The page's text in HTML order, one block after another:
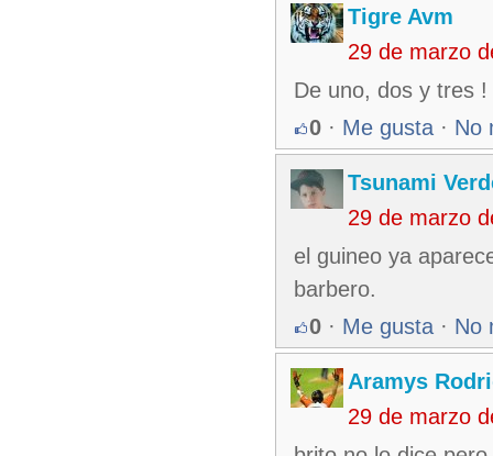
Tigre Avm
29 de marzo
De uno, dos y tres
0 · Me gusta · No
Tsunami
29 de marzo
el guineo ya
barbero.
0 · Me gusta · No
Aramys
29 de marzo